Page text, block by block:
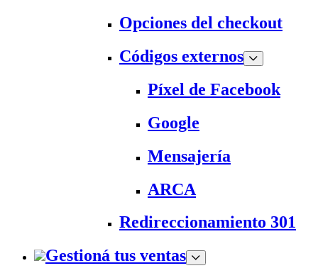
Opciones del checkout
Códigos externos
Píxel de Facebook
Google
Mensajería
ARCA
Redireccionamiento 301
Gestioná tus ventas